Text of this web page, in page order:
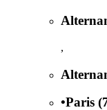
,
•Paris